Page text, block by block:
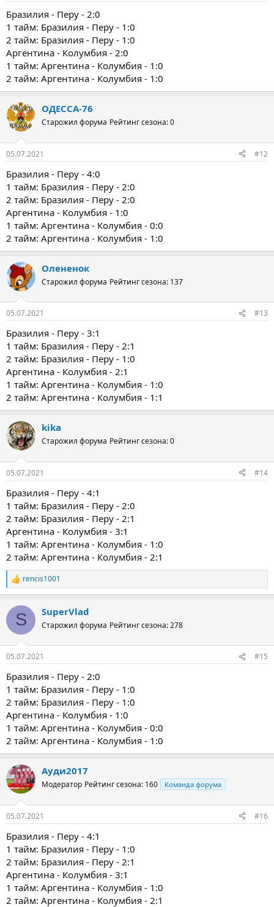
Бразилия - Перу - 2:0
1 тайм: Бразилия - Перу - 1:0
2 тайм: Бразилия - Перу - 1:0
Аргентина - Колумбия - 2:0
1 тайм: Аргентина - Колумбия - 1:0
2 тайм: Аргентина - Колумбия - 1:0
ОДЕССА-76
Старожил форума Рейтинг сезона: 0
05.07.2021 #12
Бразилия - Перу - 4:0
1 тайм: Бразилия - Перу - 2:0
2 тайм: Бразилия - Перу - 2:0
Аргентина - Колумбия - 1:0
1 тайм: Аргентина - Колумбия - 0:0
2 тайм: Аргентина - Колумбия - 1:0
Олененок
Старожил форума Рейтинг сезона: 137
05.07.2021 #13
Бразилия - Перу - 3:1
1 тайм: Бразилия - Перу - 2:1
2 тайм: Бразилия - Перу - 1:0
Аргентина - Колумбия - 2:1
1 тайм: Аргентина - Колумбия - 1:0
2 тайм: Аргентина - Колумбия - 1:1
kika
Старожил форума Рейтинг сезона: 0
05.07.2021 #14
Бразилия - Перу - 4:1
1 тайм: Бразилия - Перу - 2:0
2 тайм: Бразилия - Перу - 2:1
Аргентина - Колумбия - 3:1
1 тайм: Аргентина - Колумбия - 1:0
2 тайм: Аргентина - Колумбия - 2:1
Р
е
к
и
rencis1001
S SuperVlad
Старожил форума Рейтинг сезона: 278
05.07.2021 #15
Бразилия - Перу - 2:0
1 тайм: Бразилия - Перу - 1:0
2 тайм: Бразилия - Перу - 1:0
Аргентина - Колумбия - 1:0
1 тайм: Аргентина - Колумбия - 0:0
2 тайм: Аргентина - Колумбия - 1:0
Ауди2017
Модератор Рейтинг сезона: 160 Команда форума
05.07.2021 #16
Бразилия - Перу - 4:1
1 тайм: Бразилия - Перу - 1:0
2 тайм: Бразилия - Перу - 2:1
Аргентина - Колумбия - 3:1
1 тайм: Аргентина - Колумбия - 1:0
2 тайм: Аргентина - Колумбия - 2:1